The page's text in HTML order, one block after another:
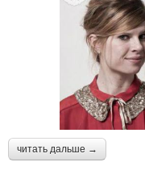
читать дальше →